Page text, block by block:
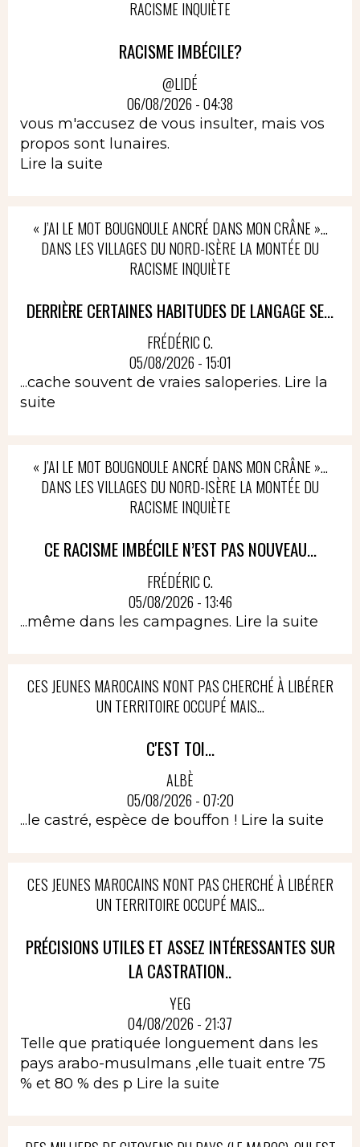
RACISME INQUIÈTE
RACISME IMBÉCILE?
@LIDÉ
06/08/2026 - 04:38
vous m'accusez de vous insulter, mais vos
propos sont lunaires.
Lire la suite
« J’AI LE MOT BOUGNOULE ANCRÉ DANS MON CRÂNE »…
DANS LES VILLAGES DU NORD-ISÈRE LA MONTÉE DU
RACISME INQUIÈTE
DERRIÈRE CERTAINES HABITUDES DE LANGAGE SE...
FRÉDÉRIC C.
05/08/2026 - 15:01
...cache souvent de vraies saloperies. Lire la
suite
« J’AI LE MOT BOUGNOULE ANCRÉ DANS MON CRÂNE »…
DANS LES VILLAGES DU NORD-ISÈRE LA MONTÉE DU
RACISME INQUIÈTE
CE RACISME IMBÉCILE N’EST PAS NOUVEAU...
FRÉDÉRIC C.
05/08/2026 - 13:46
...même dans les campagnes. Lire la suite
CES JEUNES MAROCAINS N'ONT PAS CHERCHÉ À LIBÉRER
UN TERRITOIRE OCCUPÉ MAIS...
C'EST TOI...
ALBÈ
05/08/2026 - 07:20
...le castré, espèce de bouffon ! Lire la suite
CES JEUNES MAROCAINS N'ONT PAS CHERCHÉ À LIBÉRER
UN TERRITOIRE OCCUPÉ MAIS...
PRÉCISIONS UTILES ET ASSEZ INTÉRESSANTES SUR
LA CASTRATION..
YEG
04/08/2026 - 21:37
Telle que pratiquée longuement dans les
pays arabo-musulmans ,elle tuait entre 75
% et 80 % des p Lire la suite